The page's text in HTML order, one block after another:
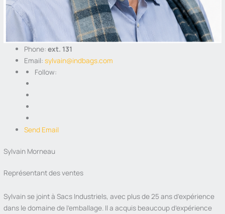
Phone:ext. 131
Email: sylvain@indbags.com
Follow:
Send Email
Sylvain Morneau
Représentant des ventes
Sylvain se joint à Sacs Industriels, avec plus de 25 ans d’expérience
dans le domaine de l’emballage. Il a acquis beaucoup d’expérience